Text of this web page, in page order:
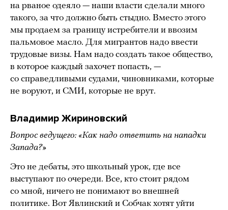
на рваное одеяло — наши власти сделали много
такого, за что должно быть стыдно. Вместо этого
мы продаем за границу истребители и ввозим
пальмовое масло. Для мигрантов надо ввести
трудовые визы. Нам надо создать такое общество,
в которое каждый захочет попасть, —
со справедливыми судами, чиновниками, которые
не воруют, и СМИ, которые не врут.
Владимир Жириновский
Вопрос ведущего: «Как надо ответить на нападки
Запада?»
Это не дебаты, это школьный урок, где все
выступают по очереди. Все, кто стоит рядом
со мной, ничего не понимают во внешней
политике. Вот Явлинский и Собчак хотят уйти